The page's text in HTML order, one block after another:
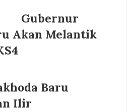
Gubernur
Akan Melantik
Baru
Ilir